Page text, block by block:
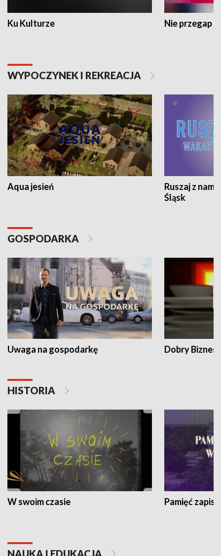
Ku Kulturze Nie przegap
WYPOCZYNEK I REKREACJA
Aqua jesień
Ruszaj z
Śląsk
GOSPODARKA
Uwaga na gospodarkę Dobry Biznes
HISTORIA
W swoim czasie Pamięć
NAUKA I EDUKACJA